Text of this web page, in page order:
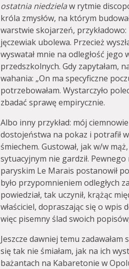
ostatnia niedzielaw rytmie
króla zmysłów, na którym
warstwie skojarzeń, przykładowo:
jęczewiak ubolewa. Przecież
wyswatał mnie na odległość jego
przedszkolnych. Gdy zapytałam,
wahania: „On ma specyficzne
potrzebowałam. Wystarczyło
zbadać sprawę empirycznie.
Albo inny przykład: mój
dostojeństwa na pokaz i potrafił
śmiechem. Gustował, jak w/w
sytuacyjnym nie gardził.
paryskim Le Marais postanowił
było przypomnieniem odległych
powiedział, tak uczynił, krążąc
właściciel, dopraszając się o
więc pisemny ślad swoich
Jeszcze dawniej temu
się tak nie śmiałam, jak na ich
bażantach na Kabaretonie w